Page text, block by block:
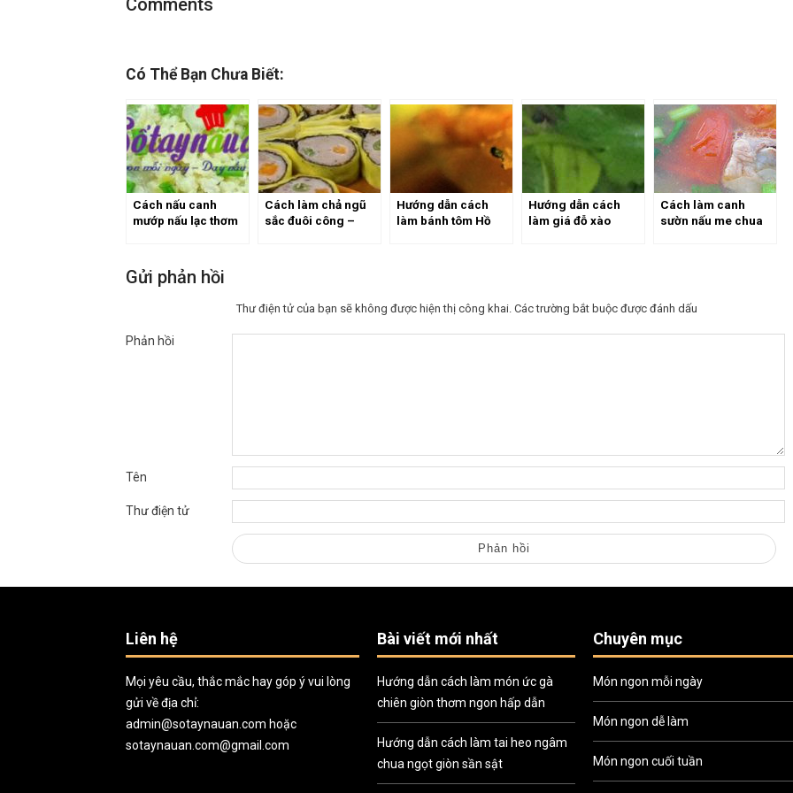
Comments
Có Thể Bạn Chưa Biết:
Cách nấu canh
mướp nấu lạc thơm
Cách làm chả ngũ
sắc đuôi công –
Hướng dẫn cách
làm bánh tôm Hồ
Hướng dẫn cách
làm giá đỗ xào
Cách làm canh
sườn nấu me chua
Gửi phản hồi
Thư điện tử của bạn sẽ không được hiện thị công khai. Các trường bắt buộc được đánh dấu
Phản hồi
Tên
Thư điện tử
Liên hệ
Mọi yêu cầu, thắc mắc hay góp ý vui lòng
gửi về địa chỉ:
admin@sotaynauan.com hoặc
sotaynauan.com@gmail.com
Bài viết mới nhất
Hướng dẫn cách làm món ức gà
chiên giòn thơm ngon hấp dẫn
Hướng dẫn cách làm tai heo ngâm
chua ngọt giòn sần sật
Chuyên mục
Món ngon mỗi ngày
Món ngon dễ làm
Món ngon cuối tuần